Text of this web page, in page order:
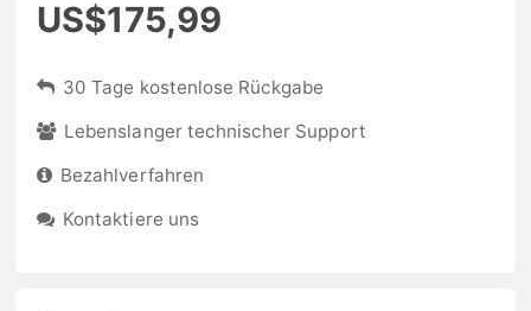
US$175,99
30 Tage kostenlose Rückgabe
Lebenslanger technischer Support
Bezahlverfahren
Kontaktiere uns